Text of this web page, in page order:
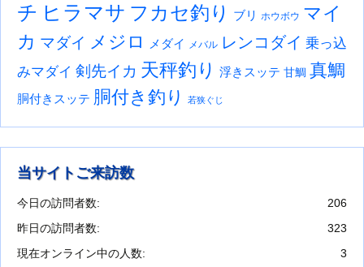
チ ヒラマサ フカセ釣り ブリ ホウボウ マイ
カ マダイ メジロ メダイ メバル レンコダイ 乗っ込
みマダイ 剣先イカ 天秤釣り 浮きスッテ 甘鯛 真鯛
胴付きスッテ 胴付き釣り 若狭ぐじ
当サイトご来訪数
206
今日の訪問者数:
323
昨日の訪問者数:
3
現在オンライン中の人数: